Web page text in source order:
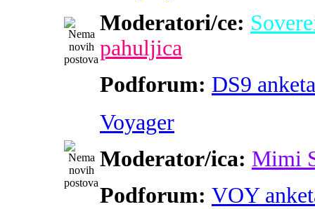
Moderatori/ce:
pahuljica
Podforum: DS9 anketa
Voyager
Moderator/ica: Mimi
Podforum: VOY